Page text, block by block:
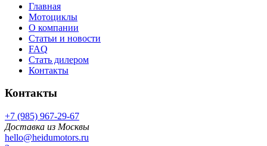
Главная
Мотоциклы
О компании
Статьи и новости
FAQ
Стать дилером
Контакты
Контакты
+7 (985) 967-29-67
Доставка из Москвы
hello@heidumotors.ru